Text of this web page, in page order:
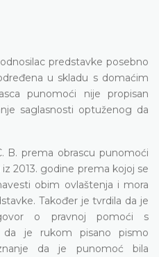
predstavke posebno
u skladu s domaćim
punomoći nije propisan
saglasnosti optuženog da
B. prema obrascu punomoći
2013. godine prema kojoj se
obim ovlaštenja i mora
Također je tvrdila da je
o pravnoj pomoći s
da je rukom pisano pismo
da je punomoć bila